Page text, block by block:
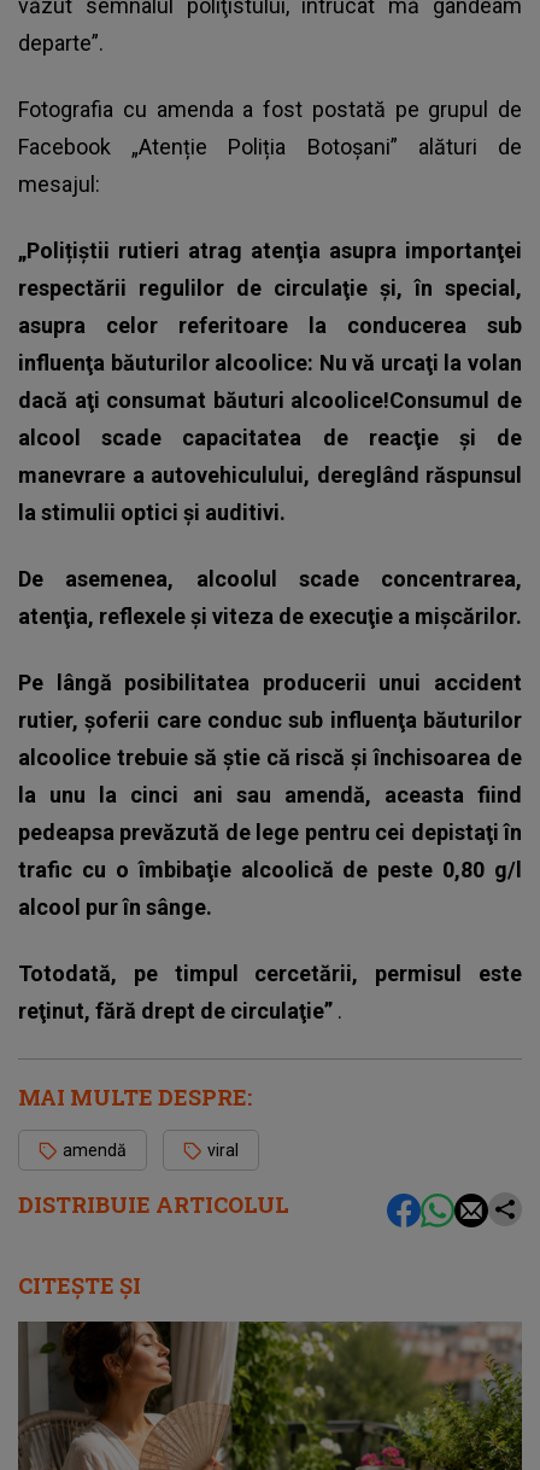
DISTRIBUIE ARTICOLUL
văzut semnalul poliţistului, întrucât mă gândeam
departe”.
Fotografia cu amenda a fost postată pe grupul de
Facebook „Atenție Poliția Botoșani” alături de
mesajul:
„Polițiștii rutieri atrag atenţia asupra importanţei
respectării regulilor de circulaţie şi, în special,
asupra celor referitoare la conducerea sub
influenţa băuturilor alcoolice: Nu vă urcaţi la volan
dacă aţi consumat băuturi alcoolice!Consumul de
alcool scade capacitatea de reacţie şi de
manevrare a autovehiculului, dereglând răspunsul
la stimulii optici şi auditivi.
De asemenea, alcoolul scade concentrarea,
atenţia, reflexele şi viteza de execuţie a mişcărilor.
Pe lângă posibilitatea producerii unui accident
rutier, şoferii care conduc sub influenţa băuturilor
alcoolice trebuie să ştie că riscă şi închisoarea de
la unu la cinci ani sau amendă, aceasta fiind
pedeapsa prevăzută de lege pentru cei depistaţi în
trafic cu o îmbibaţie alcoolică de peste 0,80 g/l
alcool pur în sânge.
Totodată, pe timpul cercetării, permisul este
reţinut, fără drept de circulaţie” .
MAI MULTE DESPRE:
amendă viral
CITEȘTE ȘI